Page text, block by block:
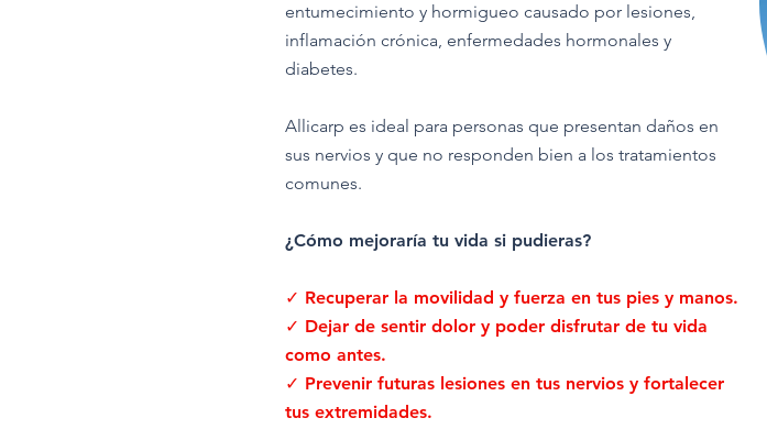
entumecimiento y hormigueo causado por lesiones,
inflamación crónica, enfermedades hormonales y
diabetes.​
Allicarp es ideal para personas que presentan daños en
sus nervios y que no responden bien a los tratamientos
comunes.
¿Cómo mejoraría tu vida si pudieras?
✓ Recuperar la movilidad y fuerza en tus pies y manos.
✓ Dejar de sentir dolor y poder disfrutar de tu vida
como antes.
✓ Prevenir futuras lesiones en tus nervios y fortalecer
tus extremidades.